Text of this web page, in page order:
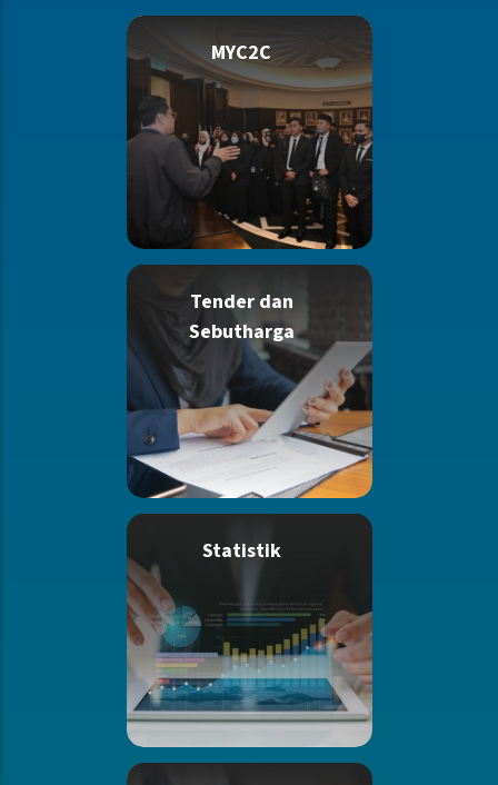
MYC2C
Tender dan
Sebutharga
Statistik